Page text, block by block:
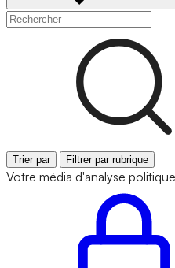
Trier par Filtrer par rubrique
Votre média d'analyse